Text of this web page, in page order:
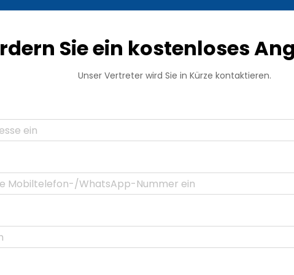
Sie ein kostenloses
Unser Vertreter wird Sie in Kürze kontaktieren.